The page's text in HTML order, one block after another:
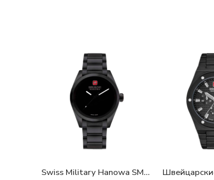
Swiss Military Hanowa SMWGG0003530